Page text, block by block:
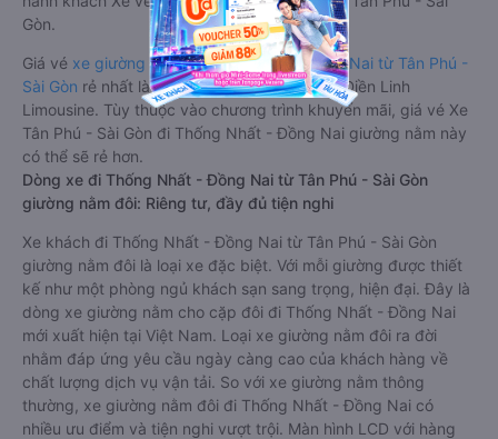
Gòn.
Giá vé xe giường nằm đi Thống Nhất - Đồng Nai từ Tân Phú -
Sài Gòn rẻ nhất là 120000VND của hãng xe Điền Linh
Limousine. Tùy thuộc vào chương trình khuyến mãi, giá vé Xe
Tân Phú - Sài Gòn đi Thống Nhất - Đồng Nai giường nằm này
có thể sẽ rẻ hơn.
Dòng xe đi Thống Nhất - Đồng Nai từ Tân Phú - Sài Gòn
giường nằm đôi: Riêng tư, đầy đủ tiện nghi
Xe khách đi Thống Nhất - Đồng Nai từ Tân Phú - Sài Gòn
giường nằm đôi là loại xe đặc biệt. Với mỗi giường được thiết
kế như một phòng ngủ khách sạn sang trọng, hiện đại. Đây là
dòng xe giường nằm cho cặp đôi đi Thống Nhất - Đồng Nai
mới xuất hiện tại Việt Nam. Loại xe giường nằm đôi ra đời
nhằm đáp ứng yêu cầu ngày càng cao của khách hàng về
chất lượng dịch vụ vận tải. So với xe giường nằm thông
thường, xe giường nằm đôi đi Thống Nhất - Đồng Nai có
nhiều ưu điểm và tiện nghi vượt trội. Màn hình LCD với hàng